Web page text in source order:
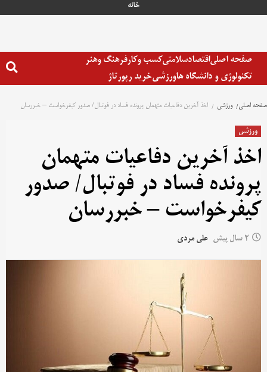
خانه
صفحه اصلیاقتصادسلامتیکسب وکارفرهنگ وهنر
تکنولوژی و دانشگاه هاورزشیخرید رپورتاژ
صفحه اصلی ورزشی اخذ آخرین دفاعیات متهمان پرونده فساد در فوتبال/ صدور کیفرخواست – خبررسان
ورزشی
اخذ آخرین دفاعیات متهمان
پرونده فساد در فوتبال/ صدور
کیفرخواست – خبررسان
2 سال پیش علی مردی